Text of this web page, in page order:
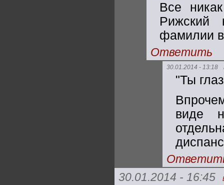
Все
Рижский
фамилии в
Ответить
30.01.2014 - 13:18
"Ты
виде
30.01.2014 - 16:45